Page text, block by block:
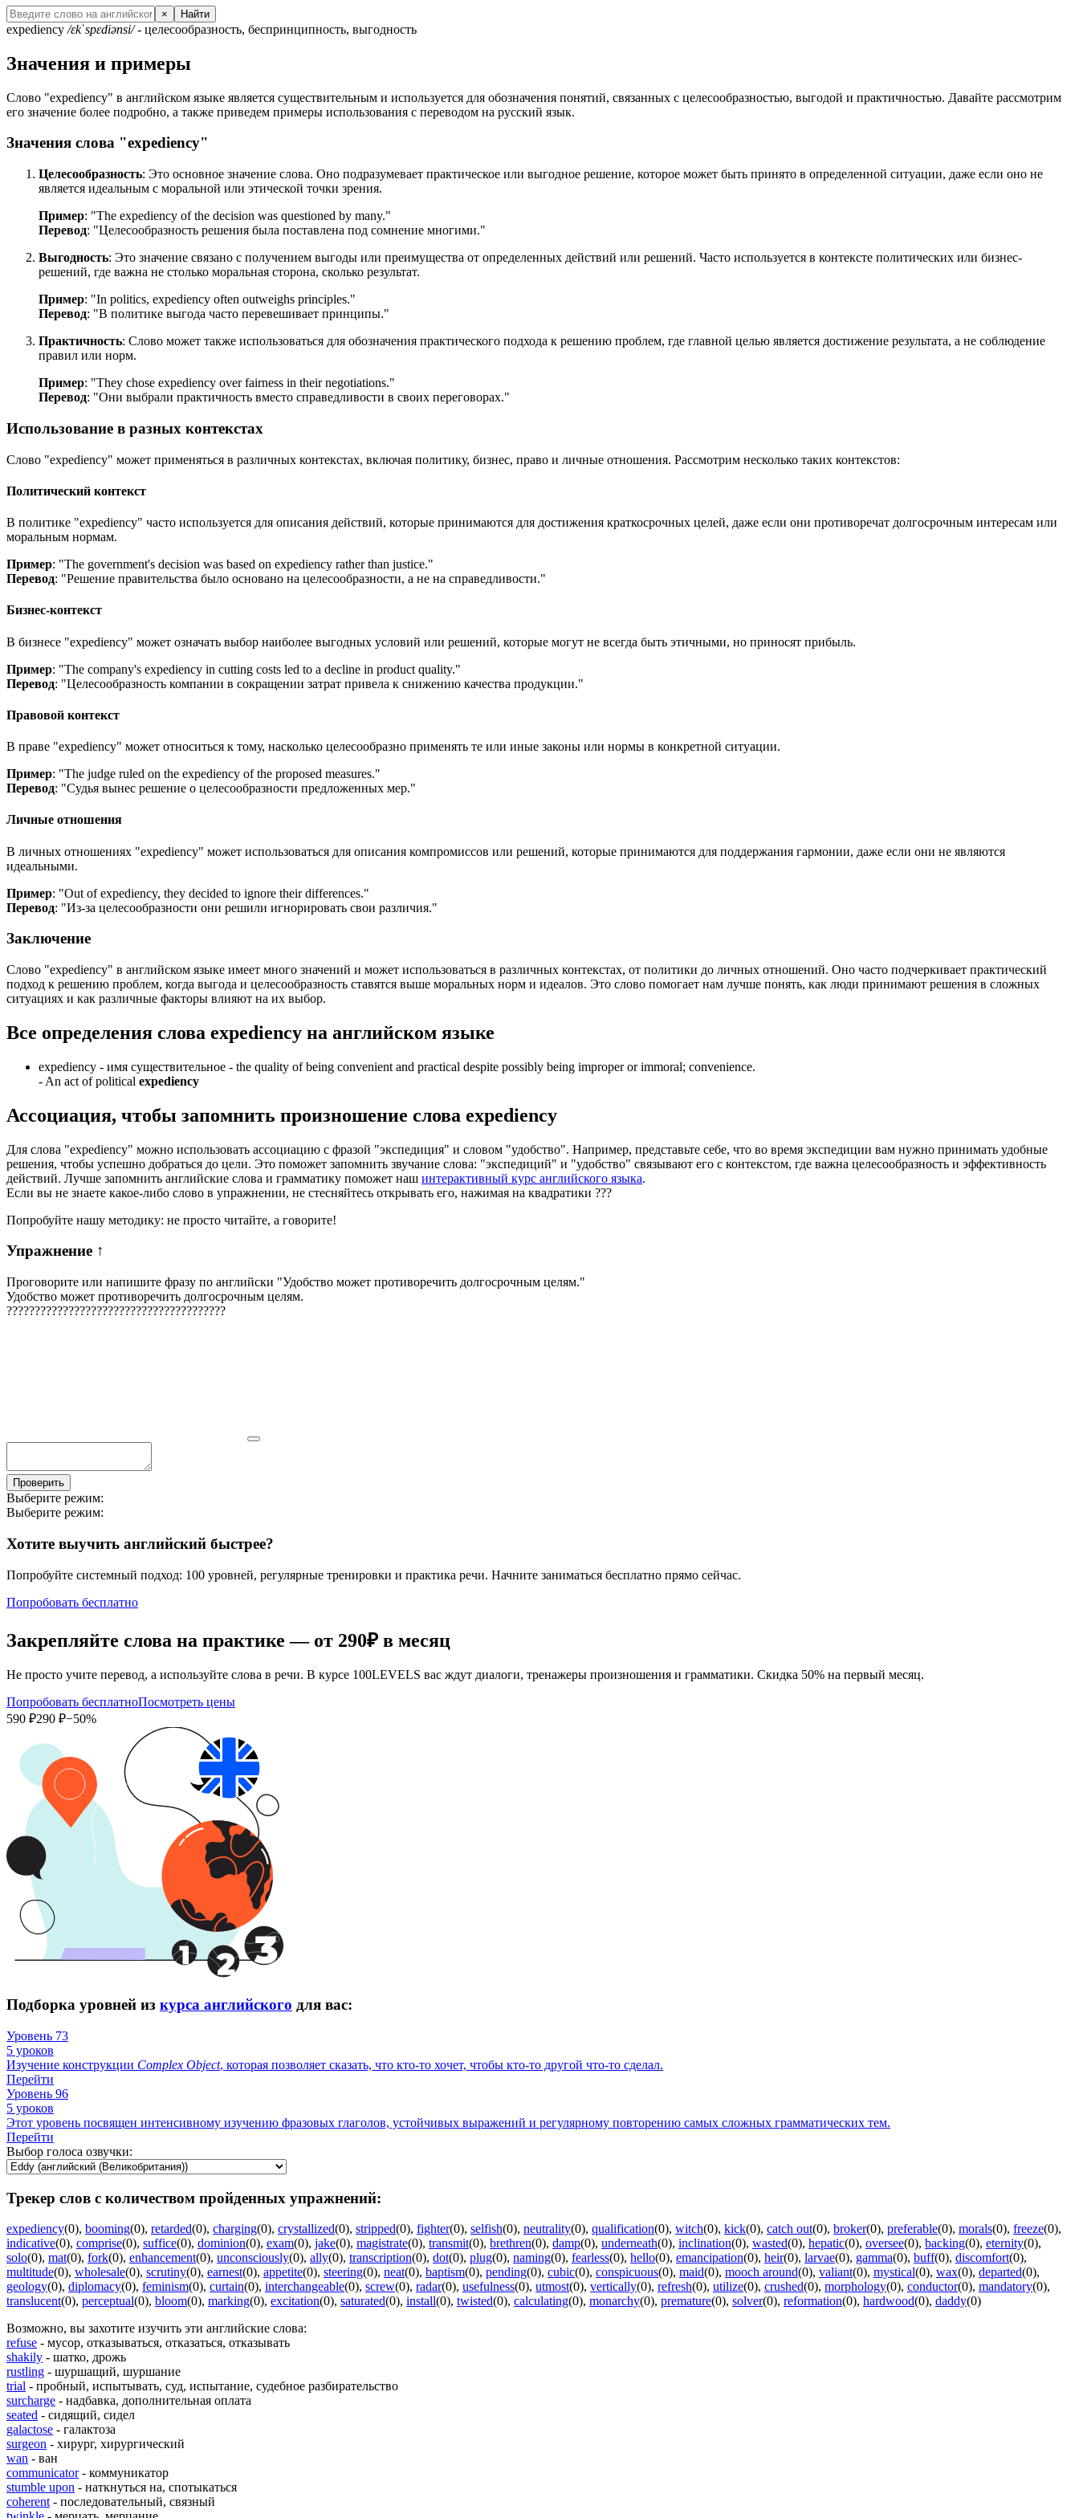
× Найти
expediency /ɛkˈspɛdiənsi/- целесообразность, беспринципность, выгодность
Значения и примеры
Слово "expediency" в английском языке является существительным и используется для обозначения понятий, связанных с целесообразностью, выгодой и практичностью. Давайте рассмотрим
его значение более подробно, а также приведем примеры использования с переводом на русский язык.
Значения слова "expediency"
Целесообразность: Это основное значение слова. Оно подразумевает практическое или выгодное решение, которое может быть принято в определенной ситуации, даже если оно не
является идеальным с моральной или этической точки зрения.
Пример: "The expediency of the decision was questioned by many."
Перевод: "Целесообразность решения была поставлена под сомнение многими."
Выгодность: Это значение связано с получением выгоды или преимущества от определенных действий или решений. Часто используется в контексте политических или бизнес-
решений, где важна не столько моральная сторона, сколько результат.
Пример: "In politics, expediency often outweighs principles."
Перевод: "В политике выгода часто перевешивает принципы."
Практичность: Слово может также использоваться для обозначения практического подхода к решению проблем, где главной целью является достижение результата, а не соблюдение
правил или норм.
Пример: "They chose expediency over fairness in their negotiations."
Перевод: "Они выбрали практичность вместо справедливости в своих переговорах."
Использование в разных контекстах
Слово "expediency" может применяться в различных контекстах, включая политику, бизнес, право и личные отношения. Рассмотрим несколько таких контекстов:
Политический контекст
В политике "expediency" часто используется для описания действий, которые принимаются для достижения краткосрочных целей, даже если они противоречат долгосрочным интересам или
моральным нормам.
Пример: "The government's decision was based on expediency rather than justice."
Перевод: "Решение правительства было основано на целесообразности, а не на справедливости."
Бизнес-контекст
В бизнесе "expediency" может означать выбор наиболее выгодных условий или решений, которые могут не всегда быть этичными, но приносят прибыль.
Пример: "The company's expediency in cutting costs led to a decline in product quality."
Перевод: "Целесообразность компании в сокращении затрат привела к снижению качества продукции."
Правовой контекст
В праве "expediency" может относиться к тому, насколько целесообразно применять те или иные законы или нормы в конкретной ситуации.
Пример: "The judge ruled on the expediency of the proposed measures."
Перевод: "Судья вынес решение о целесообразности предложенных мер."
Личные отношения
В личных отношениях "expediency" может использоваться для описания компромиссов или решений, которые принимаются для поддержания гармонии, даже если они не являются
идеальными.
Пример: "Out of expediency, they decided to ignore their differences."
Перевод: "Из-за целесообразности они решили игнорировать свои различия."
Заключение
Слово "expediency" в английском языке имеет много значений и может использоваться в различных контекстах, от политики до личных отношений. Оно часто подчеркивает практический
подход к решению проблем, когда выгода и целесообразность ставятся выше моральных норм и идеалов. Это слово помогает нам лучше понять, как люди принимают решения в сложных
ситуациях и как различные факторы влияют на их выбор.
Все определения слова expediency на английском языке
expediency - имя существительное - the quality of being convenient and practical despite possibly being improper or immoral; convenience.
- An act of political expediency
Ассоциация, чтобы запомнить произношение слова expediency
Для слова "expediency" можно использовать ассоциацию с фразой "экспедиция" и словом "удобство". Например, представьте себе, что во время экспедиции вам нужно принимать удобные
решения, чтобы успешно добраться до цели. Это поможет запомнить звучание слова: "экспедиций" и "удобство" связывают его с контекстом, где важна целесообразность и эффективность
действий. Лучше запомнить английские слова и грамматику поможет наш интерактивный курс английского языка.
Если вы не знаете какое-либо слово в упражнении, не стесняйтесь открывать его, нажимая на квадратики ???
Попробуйте нашу методику: не просто читайте, а говорите!
Упражнение ↑
Проговорите или напишите фразу по английски "Удобство может противоречить долгосрочным целям."
Удобство может противоречить долгосрочным целям.
???????????????????????????????????????
Проверить
Выберите режим:
Выберите режим:
Хотите выучить английский быстрее?
Попробуйте системный подход: 100 уровней, регулярные тренировки и практика речи. Начните заниматься бесплатно прямо сейчас.
Попробовать бесплатно
Закрепляйте слова на практике — от 290₽ в месяц
Не просто учите перевод, а используйте слова в речи. В курсе 100LEVELS вас ждут диалоги, тренажеры произношения и грамматики. Скидка 50% на первый месяц.
Попробовать бесплатноПосмотреть цены
590 ₽290 ₽−50%
Подборка уровней из курса английского для вас:
Уровень 73
5 уроков
Изучение конструкции Complex Object, которая позволяет сказать, что кто-то хочет, чтобы кто-то другой что-то сделал.
Перейти
Уровень 96
5 уроков
Этот уровень посвящен интенсивному изучению фразовых глаголов, устойчивых выражений и регулярному повторению самых сложных грамматических тем.
Перейти
Выбор голоса озвучки:
Трекер слов с количеством пройденных упражнений:
expediency(0), booming(0), retarded(0), charging(0), crystallized(0), stripped(0), fighter(0), selfish(0), neutrality(0), qualification(0), witch(0), kick(0), catch out(0), broker(0), preferable(0), morals(0), freeze(0),
indicative(0), comprise(0), suffice(0), dominion(0), exam(0), jake(0), magistrate(0), transmit(0), brethren(0), damp(0), underneath(0), inclination(0), wasted(0), hepatic(0), oversee(0), backing(0), eternity(0),
solo(0), mat(0), fork(0), enhancement(0), unconsciously(0), ally(0), transcription(0), dot(0), plug(0), naming(0), fearless(0), hello(0), emancipation(0), heir(0), larvae(0), gamma(0), buff(0), discomfort(0),
multitude(0), wholesale(0), scrutiny(0), earnest(0), appetite(0), steering(0), neat(0), baptism(0), pending(0), cubic(0), conspicuous(0), maid(0), mooch around(0), valiant(0), mystical(0), wax(0), departed(0),
geology(0), diplomacy(0), feminism(0), curtain(0), interchangeable(0), screw(0), radar(0), usefulness(0), utmost(0), vertically(0), refresh(0), utilize(0), crushed(0), morphology(0), conductor(0), mandatory(0),
translucent(0), perceptual(0), bloom(0), marking(0), excitation(0), saturated(0), install(0), twisted(0), calculating(0), monarchy(0), premature(0), solver(0), reformation(0), hardwood(0), daddy(0)
Возможно, вы захотите изучить эти английские слова:
refuse - мусор, отказываться, отказаться, отказывать
shakily - шатко, дрожь
rustling - шуршащий, шуршание
trial - пробный, испытывать, суд, испытание, судебное разбирательство
surcharge - надбавка, дополнительная оплата
seated - сидящий, сидел
galactose - галактоза
surgeon - хирург, хирургический
wan - ван
communicator- коммуникатор
stumble upon - наткнуться на, спотыкаться
coherent - последовательный, связный